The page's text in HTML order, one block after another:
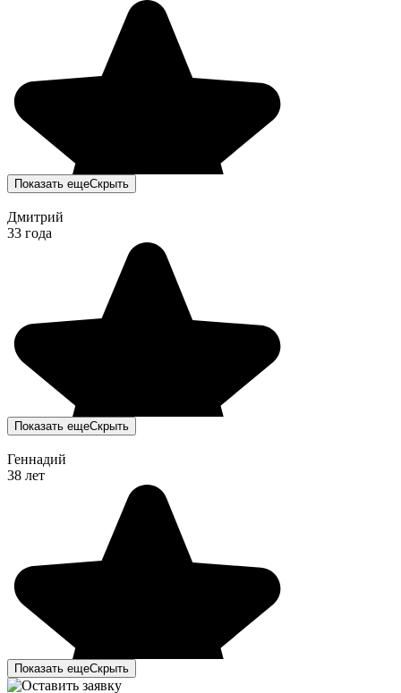
Показать ещеСкрыть
Дмитрий
33 года
Показать ещеСкрыть
Геннадий
38 лет
Показать ещеСкрыть